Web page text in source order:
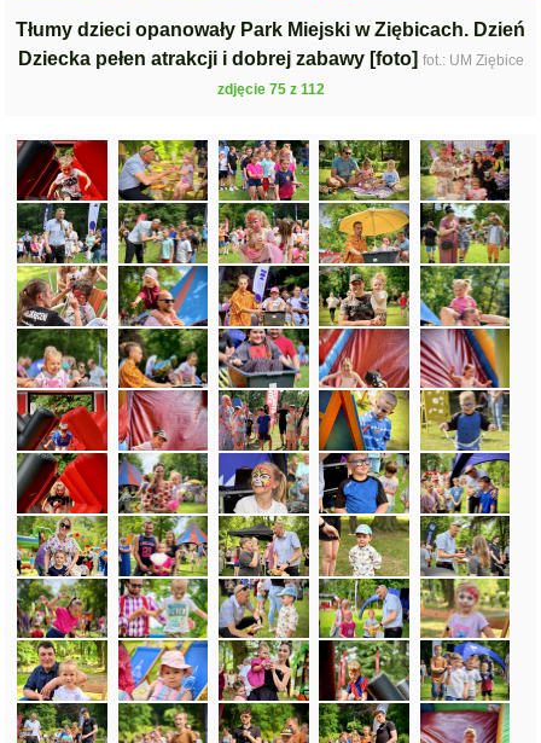
Tłumy dzieci opanowały Park Miejski w Ziębicach. Dzień
Dziecka pełen atrakcji i dobrej zabawy [foto] fot.: UM Ziębice
zdjęcie 75 z 112